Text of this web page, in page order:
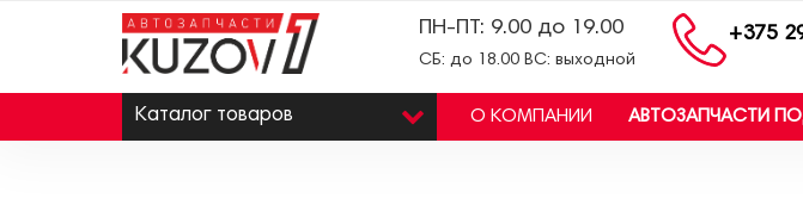
+375
ПН-ПТ: 9.00 до 19.00
СБ: до 18.00 ВС: выходной
Каталог товаров О КОМПАНИИ АВТОЗАПЧАСТИ